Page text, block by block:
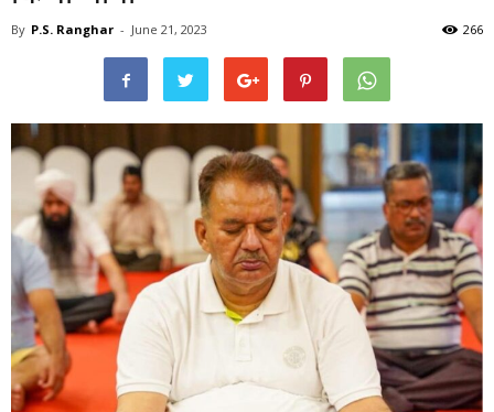
By P.S. Ranghar - June 21, 2023 266